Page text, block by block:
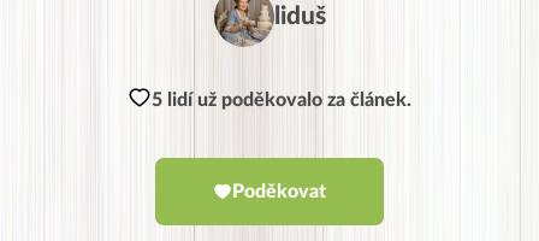
liduš
5 lidí už poděkovalo za článek.
Poděkovat